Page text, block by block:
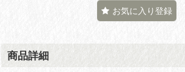
お気に入り登録
商品詳細